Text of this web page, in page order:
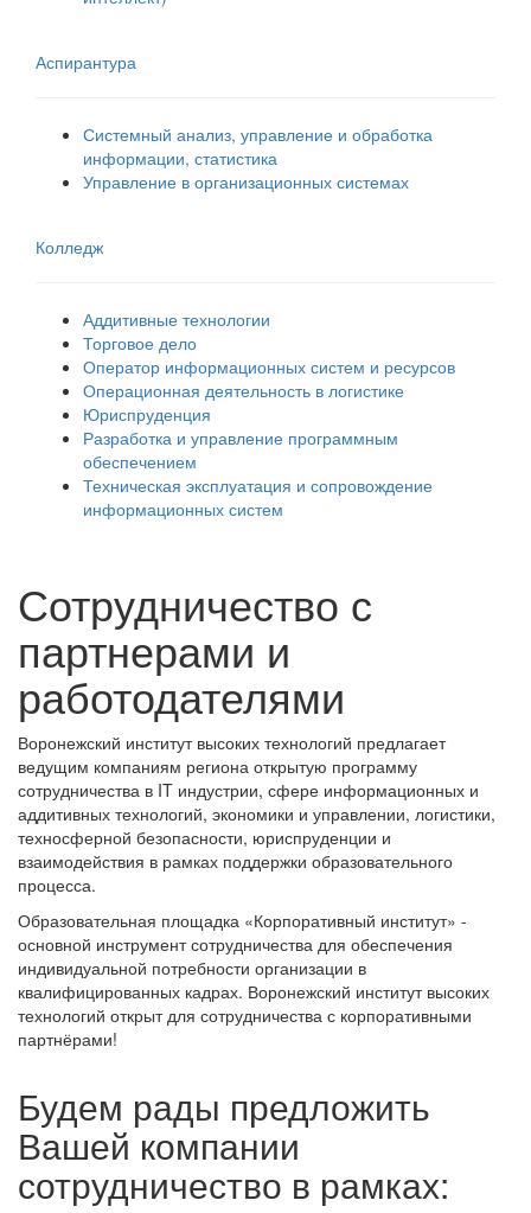
Аспирантура
Системный анализ, управление и обработка
информации, статистика
Управление в организационных системах
Колледж
Аддитивные технологии
Торговое дело
Оператор информационных систем и ресурсов
Операционная деятельность в логистике
Юриспруденция
Разработка и управление программным
обеспечением
Техническая эксплуатация и сопровождение
информационных систем
Сотрудничество с
партнерами и
работодателями
Воронежский институт высоких технологий предлагает
ведущим компаниям региона открытую программу
сотрудничества в IT индустрии, сфере информационных и
аддитивных технологий, экономики и управлении, логистики,
техносферной безопасности, юриспруденции и
взаимодействия в рамках поддержки образовательного
процесса.
Образовательная площадка «Корпоративный институт» -
основной инструмент сотрудничества для обеспечения
индивидуальной потребности организации в
квалифицированных кадрах. Воронежский институт высоких
технологий открыт для сотрудничества с корпоративными
партнёрами!
Будем рады предложить
Вашей компании
сотрудничество в рамках: